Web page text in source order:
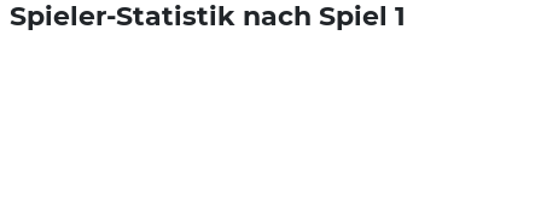
Spieler-Statistik nach Spiel 1